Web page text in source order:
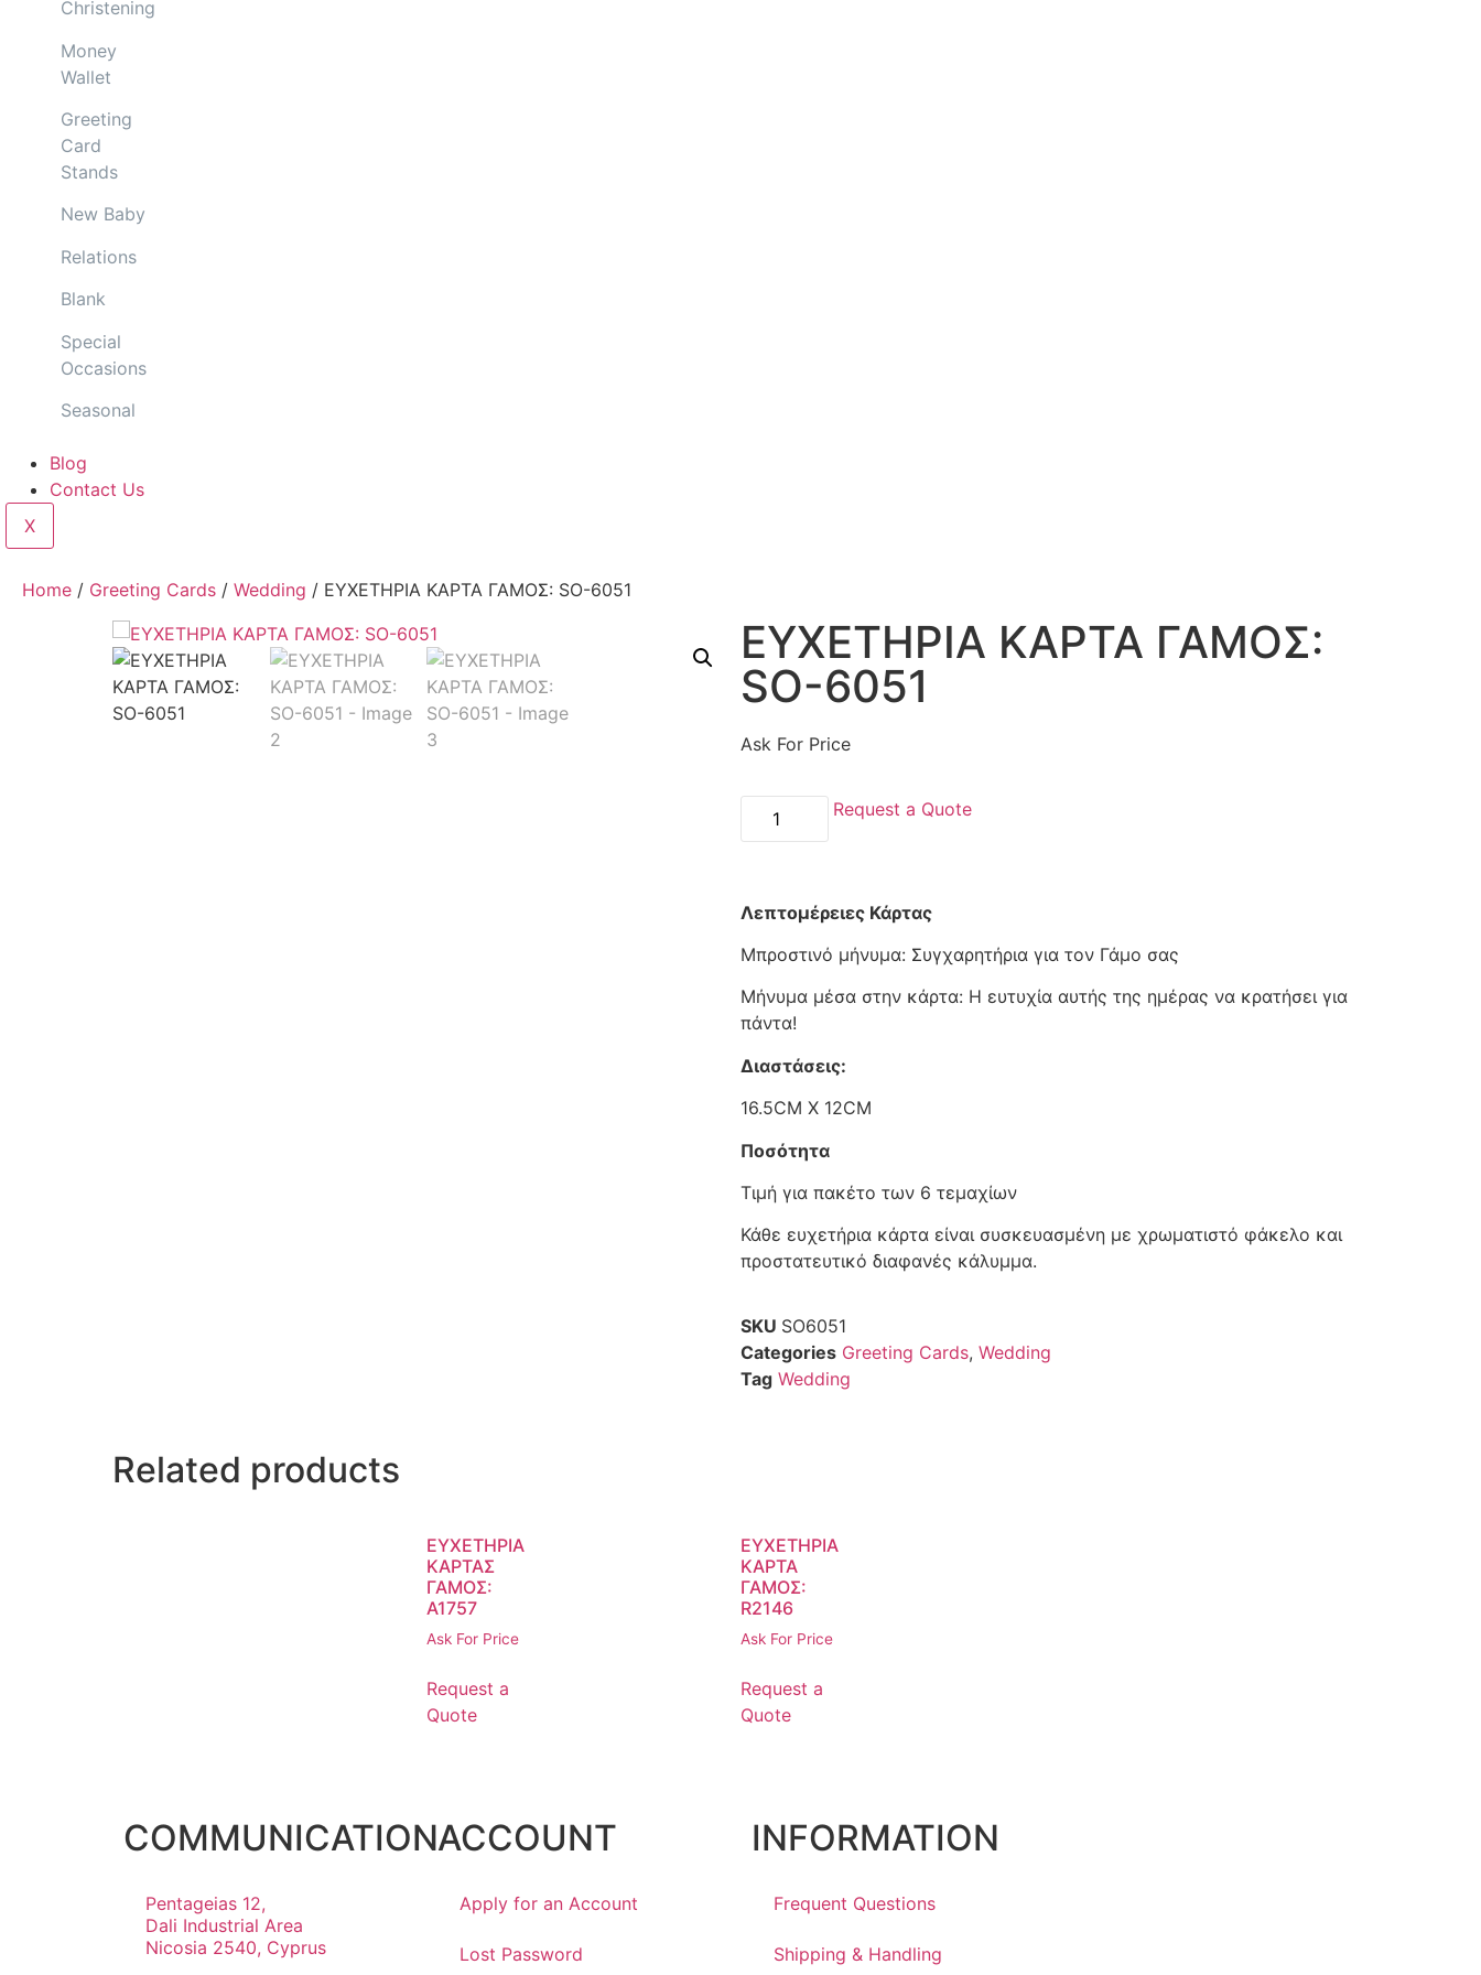
Christening
Money
Wallet
Greeting
Card
Stands
New Baby
Relations
Blank
Special
Occasions
Seasonal
Blog
Contact Us
X
Home / Greeting Cards / Wedding / ΕΥΧΕΤΗΡΙΑ ΚΑΡΤΑ ΓΑΜΟΣ: SO-6051
ΕΥΧΕΤΗΡΙΑ ΚΑΡΤΑ ΓΑΜΟΣ:
SO-6051
Ask For Price
Request a Quote
Λεπτομέρειες Κάρτας
Μπροστινό μήνυμα: Συγχαρητήρια για τον Γάμο σας
Μήνυμα μέσα στην κάρτα: Η ευτυχία αυτής της ημέρας να κρατήσει για
πάντα!
Διαστάσεις:
16.5CM X 12CM
Ποσότητα
Τιμή για πακέτο των 6 τεμαχίων
Κάθε ευχετήρια κάρτα είναι συσκευασμένη με χρωματιστό φάκελο και
προστατευτικό διαφανές κάλυμμα.
SKU SO6051
Categories Greeting Cards, Wedding
Tag Wedding
Related products
ΕΥΧΕΤΗΡΙΑ
ΚΑΡΤΑΣ
ΓΑΜΟΣ:
A1757
Ask For Price
Request a
Quote
ΕΥΧΕΤΗΡΙΑ
ΚΑΡΤΑ
ΓΑΜΟΣ:
R2146
Ask For Price
Request a
Quote
COMMUNICATION
Pentageias 12,
Dali Industrial Area
Nicosia 2540, Cyprus
ACCOUNT
Apply for an Account
Lost Password
INFORMATION
Frequent Questions
Shipping & Handling